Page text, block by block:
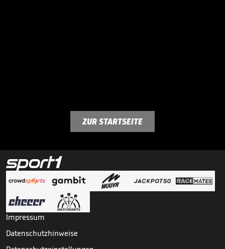
ZUR STARTSEITE
Impressum
Datenschutzhinweise